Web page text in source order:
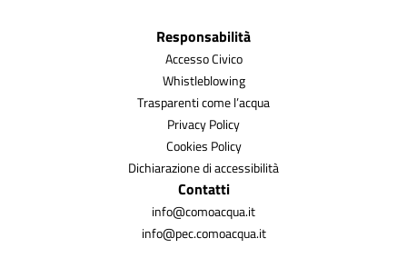
Responsabilità
Accesso Civico
Whistleblowing
Trasparenti come l’acqua
Privacy Policy
Cookies Policy
Dichiarazione di accessibilità
Contatti
info@comoacqua.it
info@pec.comoacqua.it